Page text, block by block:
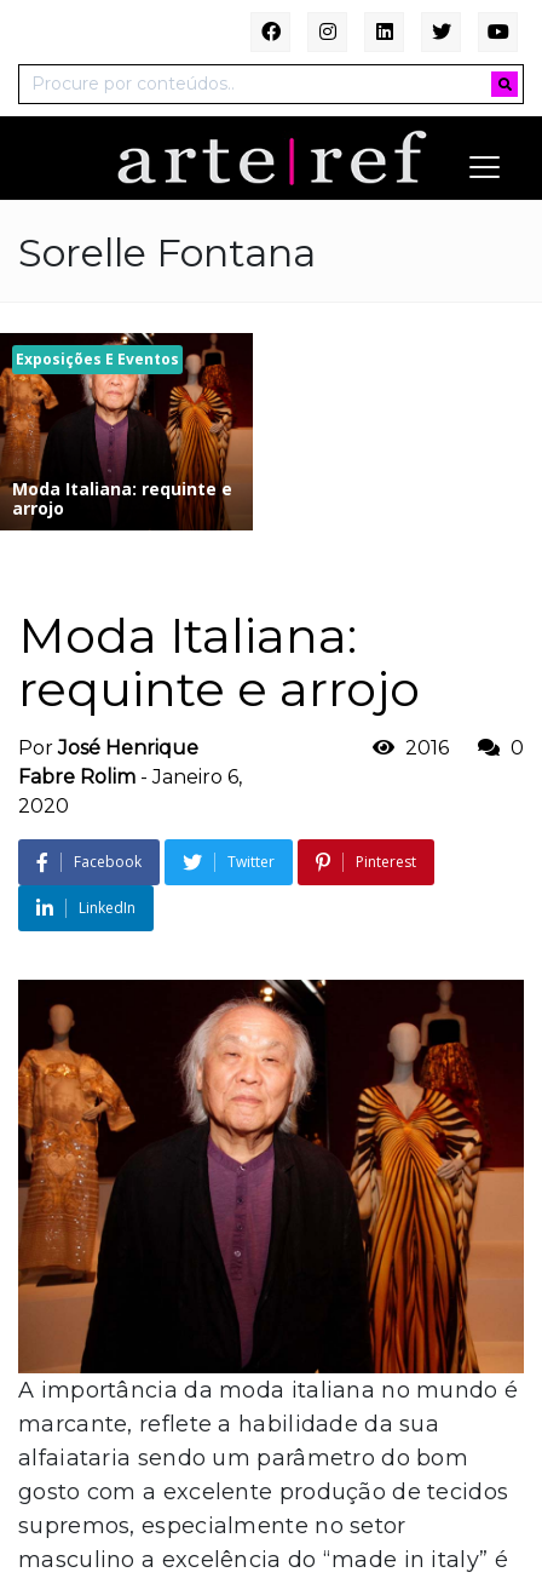
Sorelle Fontana
Exposições E Eventos
Moda Italiana: requinte e
arrojo
Moda Italiana:
requinte e arrojo
PorJosé Henrique
Fabre Rolim -Janeiro 6,
2020
2016 0
Facebook Twitter Pinterest
LinkedIn
A importância da moda italiana no mundo é
marcante, reflete a habilidade da sua
alfaiataria sendo um parâmetro do bom
gosto com a excelente produção de tecidos
supremos, especialmente no setor
masculino a excelência do “made in italy” é